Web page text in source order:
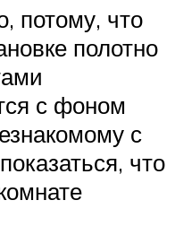
потому, что
полотно
с фоном
с
что